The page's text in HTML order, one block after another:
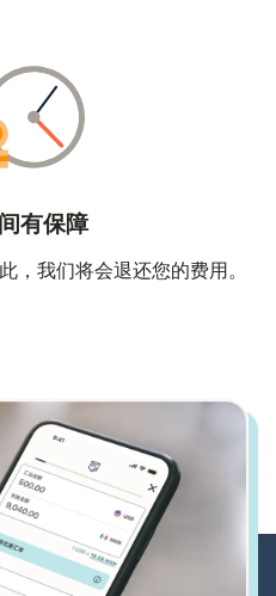
有保障
，我们将会退还您的费用。